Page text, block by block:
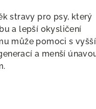
stravy pro psy, který
a lepší okysličení
může pomoci s vyšší
a menší